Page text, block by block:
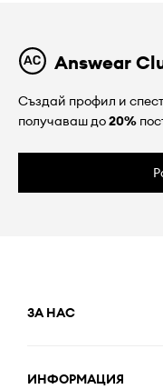
Answear
Създай профил и
получаваш до20%
ЗА НАС
ИНФОРМАЦИЯ